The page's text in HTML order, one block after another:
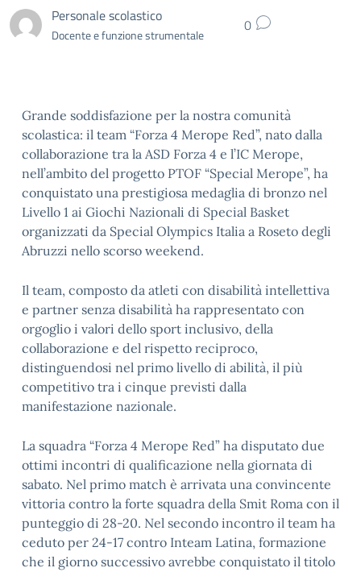
Personale scolastico
Docente e funzione strumentale 0
Grande soddisfazione per la nostra comunità
scolastica: il team “Forza 4 Merope Red”, nato dalla
collaborazione tra la ASD Forza 4 e l’IC Merope,
nell’ambito del progetto PTOF “Special Merope”, ha
conquistato una prestigiosa medaglia di bronzo nel
Livello 1 ai Giochi Nazionali di Special Basket
organizzati da Special Olympics Italia a Roseto degli
Abruzzi nello scorso weekend.
Il team, composto da atleti con disabilità intellettiva
e partner senza disabilità ha rappresentato con
orgoglio i valori dello sport inclusivo, della
collaborazione e del rispetto reciproco,
distinguendosi nel primo livello di abilità, il più
competitivo tra i cinque previsti dalla
manifestazione nazionale.
La squadra “Forza 4 Merope Red” ha disputato due
ottimi incontri di qualificazione nella giornata di
sabato. Nel primo match è arrivata una convincente
vittoria contro la forte squadra della Smit Roma con il
punteggio di 28-20. Nel secondo incontro il team ha
ceduto per 24-17 contro Inteam Latina, formazione
che il giorno successivo avrebbe conquistato il titolo